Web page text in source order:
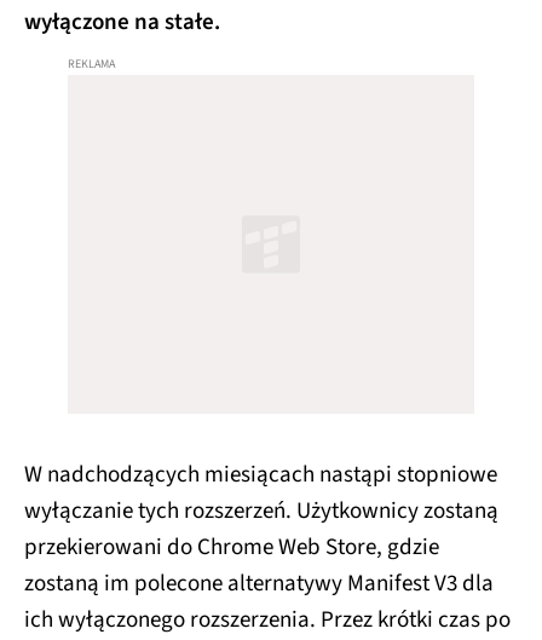
wyłączone na stałe.
W nadchodzących miesiącach nastąpi stopniowe
wyłączanie tych rozszerzeń. Użytkownicy zostaną
przekierowani do Chrome Web Store, gdzie
zostaną im polecone alternatywy Manifest V3 dla
ich wyłączonego rozszerzenia. Przez krótki czas po